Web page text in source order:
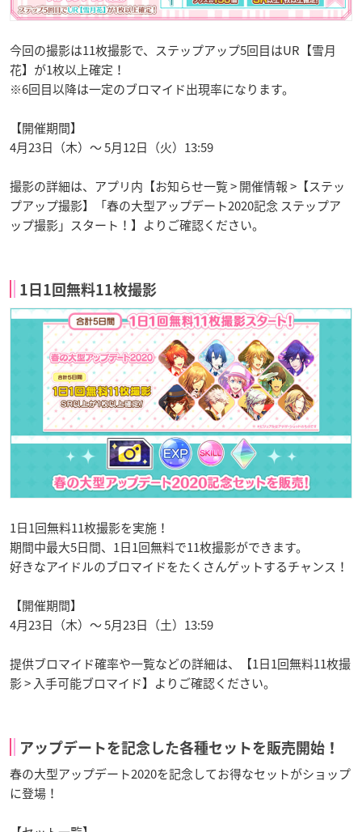
今回の撮影は11枚撮影で、ステップアップ5回目はUR【雪月
花】が1枚以上確定！
※6回目以降は一定のブロマイド出現率になります。
【開催期間】
4月23日（木）～ 5月12日（火）13:59
撮影の詳細は、アプリ内【お知らせ一覧 > 開催情報 >【ステッ
プアップ撮影】「春の大型アップデート2020記念 ステップア
ップ撮影」スタート！】よりご確認ください。
1日1回無料11枚撮影
1日1回無料11枚撮影を実施！
期間中最大5日間、1日1回無料で11枚撮影ができます。
好きなアイドルのブロマイドをたくさんゲットするチャンス！
【開催期間】
4月23日（木）～ 5月23日（土）13:59
提供ブロマイド確率や一覧などの詳細は、【1日1回無料11枚撮
影 > 入手可能ブロマイド】よりご確認ください。
アップデートを記念した各種セットを販売開始！
春の大型アップデート2020を記念してお得なセットがショップ
に登場！